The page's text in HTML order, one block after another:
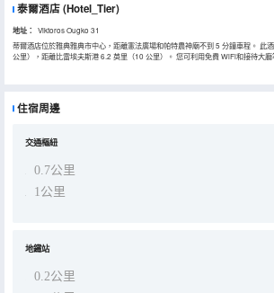
泰爾酒店(Hotel_Tier)
地址：
Viktoros Ougko 31
蒂爾酒店位於雅典雅典市中心，距離憲法廣場和帕特農神廟不到 5 分鐘車程。 此
公里），距離比雷埃夫斯港 6.2 英里（10 公里）。 您可利用免費 WiFi和接待大
包括多語言服務、行李寄存和前台保管箱。 有 18 間空調客房提供冰箱和LED 電
供免費無線網絡，方便您與朋友保持聯繫；有線頻道可滿足您的娛樂需求。配備淋
住宿周邊
交通樞紐
0.7公里
1公里
地鐵站
0.2公里